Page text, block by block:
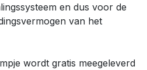
en dus voor de
van het
wordt gratis meegeleverd